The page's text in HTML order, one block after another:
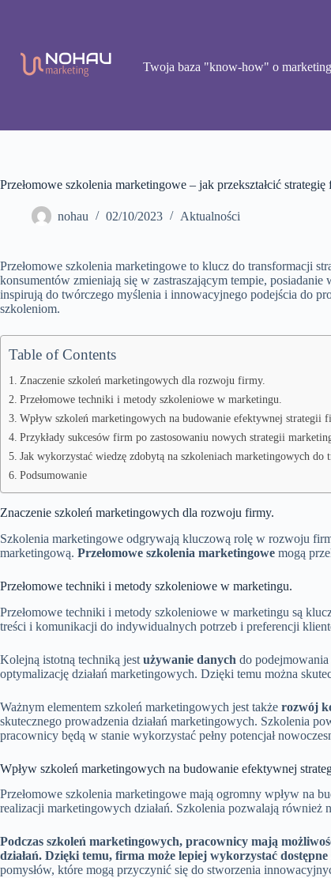
Twoja baza "know-how" o
Przełomowe szkolenia marketingowe – jak przekształcić
nohau 02/10/2023 Aktualności
Przełomowe szkolenia marketingowe to klucz do transformacji
konsumentów zmieniają się w zastraszającym tempie,
inspirują do twórczego myślenia i innowacyjnego podejścia do
szkoleniom.
Table of Contents
Znaczenie szkoleń marketingowych dla rozwoju firmy.
Przełomowe techniki i metody szkoleniowe w marketingu.
Wpływ szkoleń marketingowych na budowanie efektywnej strategii
Przykłady sukcesów firm po zastosowaniu nowych strategii
Jak wykorzystać wiedzę zdobytą na szkoleniach marketingowych do
Podsumowanie
Znaczenie szkoleń marketingowych dla rozwoju firmy.
Szkolenia marketingowe odgrywają kluczową rolę w rozwoju
marketingową. Przełomowe szkolenia marketingowe mogą
Przełomowe techniki i metody szkoleniowe w marketingu.
Przełomowe techniki i metody szkoleniowe w marketingu są
treści i komunikacji do indywidualnych potrzeb i preferencji
Kolejną istotną techniką jest używanie danych do
optymalizację działań marketingowych. Dzięki temu można
Ważnym elementem szkoleń marketingowych jest także rozwój
skutecznego prowadzenia działań marketingowych. Szkolenia
pracownicy będą w stanie wykorzystać pełny potencjał
Wpływ szkoleń marketingowych na budowanie efektywnej
Przełomowe szkolenia marketingowe mają ogromny wpływ
realizacji marketingowych działań. Szkolenia pozwalają
Podczas szkoleń marketingowych, pracownicy mają
działań. Dzięki temu, firma może lepiej wykorzystać
pomysłów, które mogą przyczynić się do stworzenia